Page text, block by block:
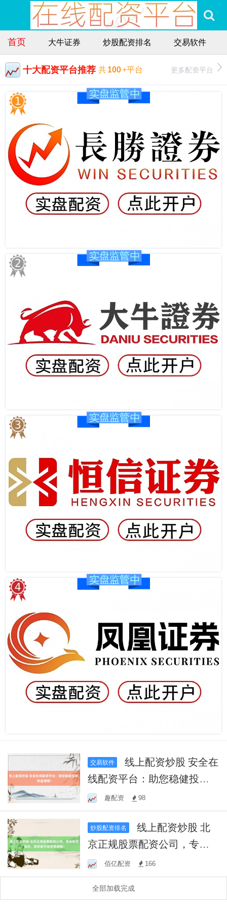
首页 大牛证券 炒股配资排名 交易软件
十大配资平台推荐 共100+平台 更多配资平台
交易软件
线上配资炒股 安全在
线配资平台：助您稳健投
资，财富增值！
趣配资 98
炒股配资排名
线上配资炒股 北
京正规股票配资公司，专业
配资服务，助您股市投资更
顺畅！
佰亿配资 166
全部加载完成